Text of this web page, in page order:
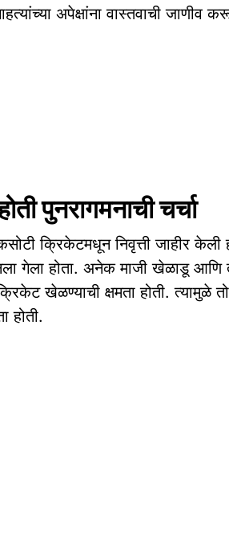
अपेक्षांना वास्तवाची जाणीव
पुनरागमनाची चर्चा
क्रिकेटमधून निवृत्ती जाहीर केली
गेला होता. अनेक माजी खेळाडू
खेळण्याची क्षमता होती. त्यामुळे
होती.